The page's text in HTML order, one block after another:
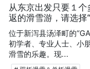
从东京出发只要１
返的滑雪游，请选
位于新泻县汤泽町的
初学者、专业人士、小
滑雪的乐趣。现...